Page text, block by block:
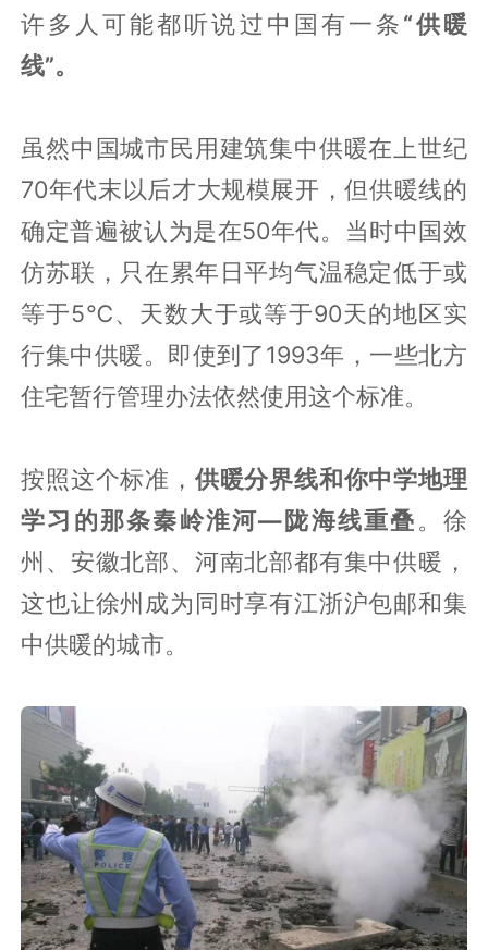
许多人可能都听说过中国有一条“供暖
线”。
虽然中国城市民用建筑集中供暖在上世纪
70年代末以后才大规模展开，但供暖线的
确定普遍被认为是在50年代。当时中国效
仿苏联，只在累年日平均气温稳定低于或
等于5℃、天数大于或等于90天的地区实
行集中供暖。即使到了1993年，一些北方
住宅暂行管理办法依然使用这个标准。
按照这个标准， 供暖分界线和你中学地理
学习的那条秦岭淮河—陇海线重叠。徐
州、安徽北部、河南北部都有集中供暖，
这也让徐州成为同时享有江浙沪包邮和集
中供暖的城市。